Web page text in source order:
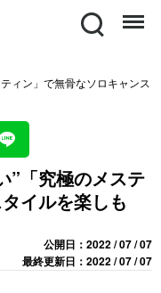
Search Menu
ィン」で無骨なソロキャンス
”「究極のメステ
イルを楽しも
公開日：2022 / 07 / 07
最終更新日：2022 / 07 / 07